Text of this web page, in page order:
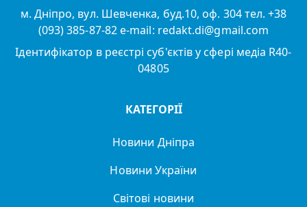
м. Дніпро, вул. Шевченка, буд.10, оф. 304 тел. +38
(093) 385-87-82 e-mail: redakt.di@gmail.com
Ідентифікатор в реєстрі суб'єктів у сфері медіа R40-
04805
КАТЕГОРІЇ
Новини Дніпра
Новини України
Світові новини